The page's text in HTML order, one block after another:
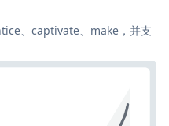
、captivate、make，并支